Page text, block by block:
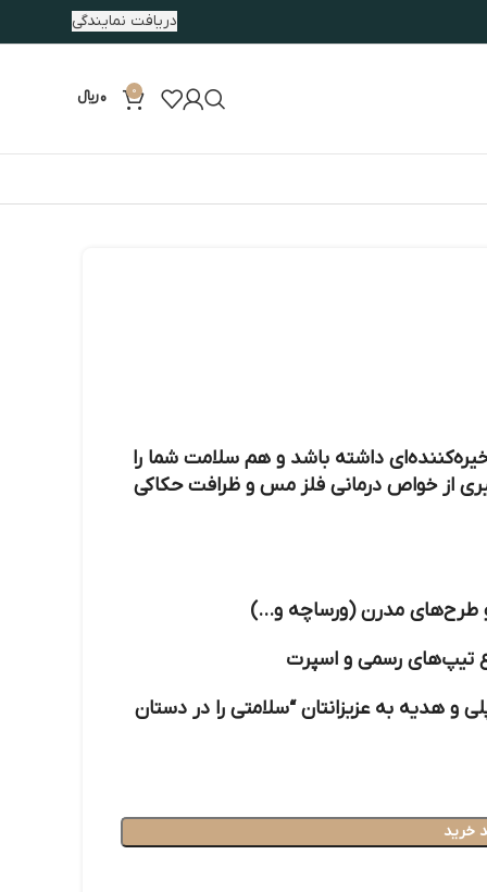
دریافت نمایندگی
0
0﷼
داشته باشد و هم سلامت شما را
از خواص درمانی فلز مس و ظرافت حکاکی
و طرح‌های مدرن (ورساچه و…)
تیپ‌های رسمی و اسپرت
و هدیه به عزیزانتان“سلامتی را در دستان
خرید